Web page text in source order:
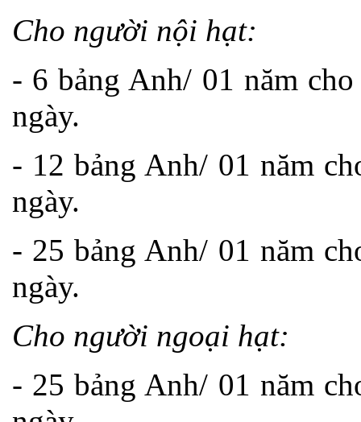
Cho người nội hạt:
- 6 bảng Anh/ 01 năm
ngày.
- 12 bảng Anh/ 01 năm
ngày.
- 25 bảng Anh/ 01 năm
ngày.
Cho người ngoại hạt:
- 25 bảng Anh/ 01 năm